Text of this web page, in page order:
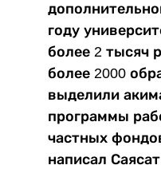
году
более 2 тысяч
более 2000
выделили
программы
частных
написал